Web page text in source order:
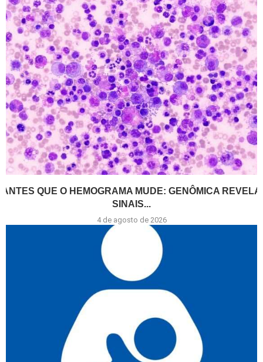
ANTES QUE O HEMOGRAMA MUDE: GENÔMICA REVELA
SINAIS...
4 de agosto de 2026